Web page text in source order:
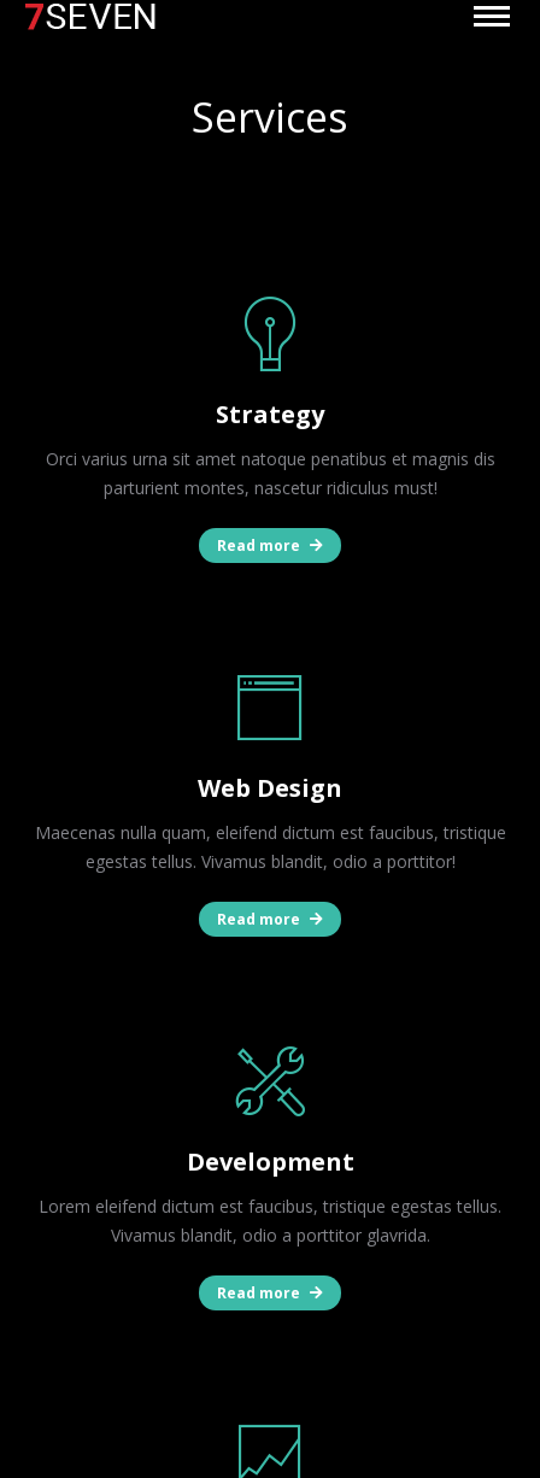
Services
Strategy
Orci varius urna sit amet natoque penatibus et magnis dis
parturient montes, nascetur ridiculus must!
Read more
Web Design
Maecenas nulla quam, eleifend dictum est faucibus, tristique
egestas tellus. Vivamus blandit, odio a porttitor!
Read more
Development
Lorem eleifend dictum est faucibus, tristique egestas tellus.
Vivamus blandit, odio a porttitor glavrida.
Read more